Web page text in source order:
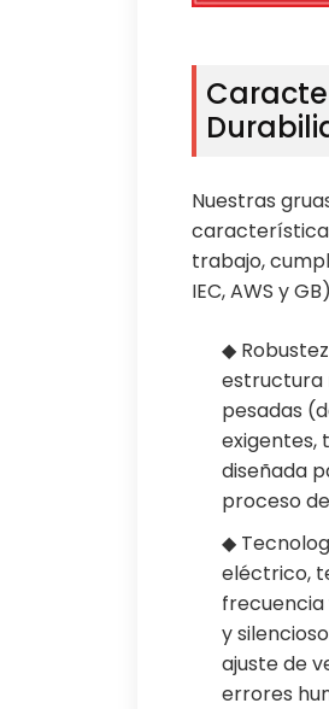
Nuestras
trabajo,
IEC, AWS y
◆
estructura
pesadas
exigentes,
diseñada
proceso
◆
eléctrico,
frecuencia
y
ajuste de
errores